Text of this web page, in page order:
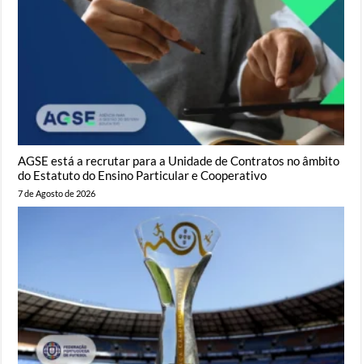
AGSE está a recrutar para a Unidade de Contratos no âmbito
do Estatuto do Ensino Particular e Cooperativo
7 de Agosto de 2026